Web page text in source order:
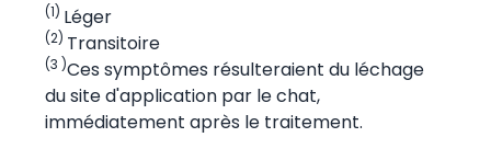
(1) Léger
(2) Transitoire
(3 )Ces symptômes résulteraient du léchage
du site d'application par le chat,
immédiatement après le traitement.